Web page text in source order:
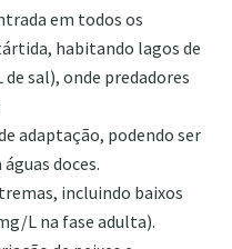
em todos os
habitando lagos de
sal), onde predadores
adaptação, podendo ser
doces.
incluindo baixos
L na fase adulta).